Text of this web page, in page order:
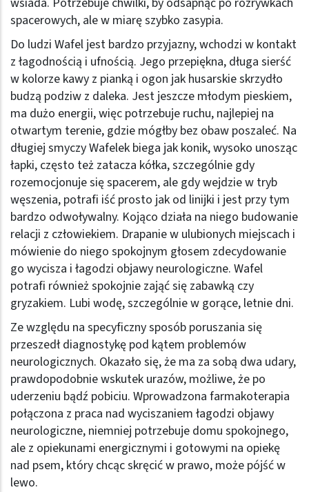
spacerowych, ale w miarę szybko zasypia.
Do ludzi Wafel jest bardzo przyjazny, wchodzi w kontakt
z łagodnością i ufnością. Jego przepiękna, długa sierść
w kolorze kawy z pianką i ogon jak husarskie skrzydło
budzą podziw z daleka. Jest jeszcze młodym pieskiem,
ma dużo energii, więc potrzebuje ruchu, najlepiej na
otwartym terenie, gdzie mógłby bez obaw poszaleć. Na
długiej smyczy Wafelek biega jak konik, wysoko unosząc
łapki, często też zatacza kółka, szczególnie gdy
rozemocjonuje się spacerem, ale gdy wejdzie w tryb
węszenia, potrafi iść prosto jak od linijki i jest przy tym
bardzo odwoływalny. Kojąco działa na niego budowanie
relacji z człowiekiem. Drapanie w ulubionych miejscach i
mówienie do niego spokojnym głosem zdecydowanie
go wycisza i łagodzi objawy neurologiczne. Wafel
potrafi również spokojnie zająć się zabawką czy
gryzakiem. Lubi wodę, szczególnie w gorące, letnie dni.
Ze względu na specyficzny sposób poruszania się
przeszedł diagnostykę pod kątem problemów
neurologicznych. Okazało się, że ma za sobą dwa udary,
prawdopodobnie wskutek urazów, możliwe, że po
uderzeniu bądź pobiciu. Wprowadzona farmakoterapia
połączona z praca nad wyciszaniem łagodzi objawy
neurologiczne, niemniej potrzebuje domu spokojnego,
ale z opiekunami energicznymi i gotowymi na opiekę
nad psem, który chcąc skręcić w prawo, może pójść w
lewo.